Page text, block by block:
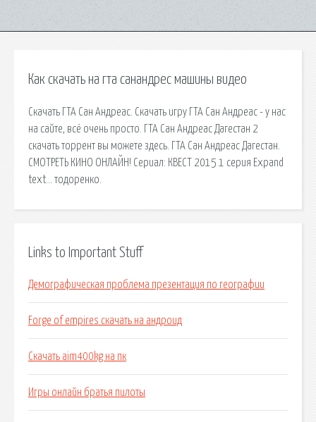
Как скачать на гта санандрес машины видео
Скачать ГТА Сан Андреас. Скачать игру ГТА Сан Андреас - у нас
на сайте, всё очень просто. ГТА Сан Андреас Дагестан 2
скачать торрент вы можете здесь. ГТА Сан Андреас Дагестан.
СМОТРЕТЬ КИНО ОНЛАЙН! Сериал: КВЕСТ 2015 1 серия Expand
text… тодоренко.
Links to Important Stuff
Демографическая проблема презентация по географии
Forge of empires скачать на андроид
Скачать aim400kg на пк
Игры онлайн братья пилоты